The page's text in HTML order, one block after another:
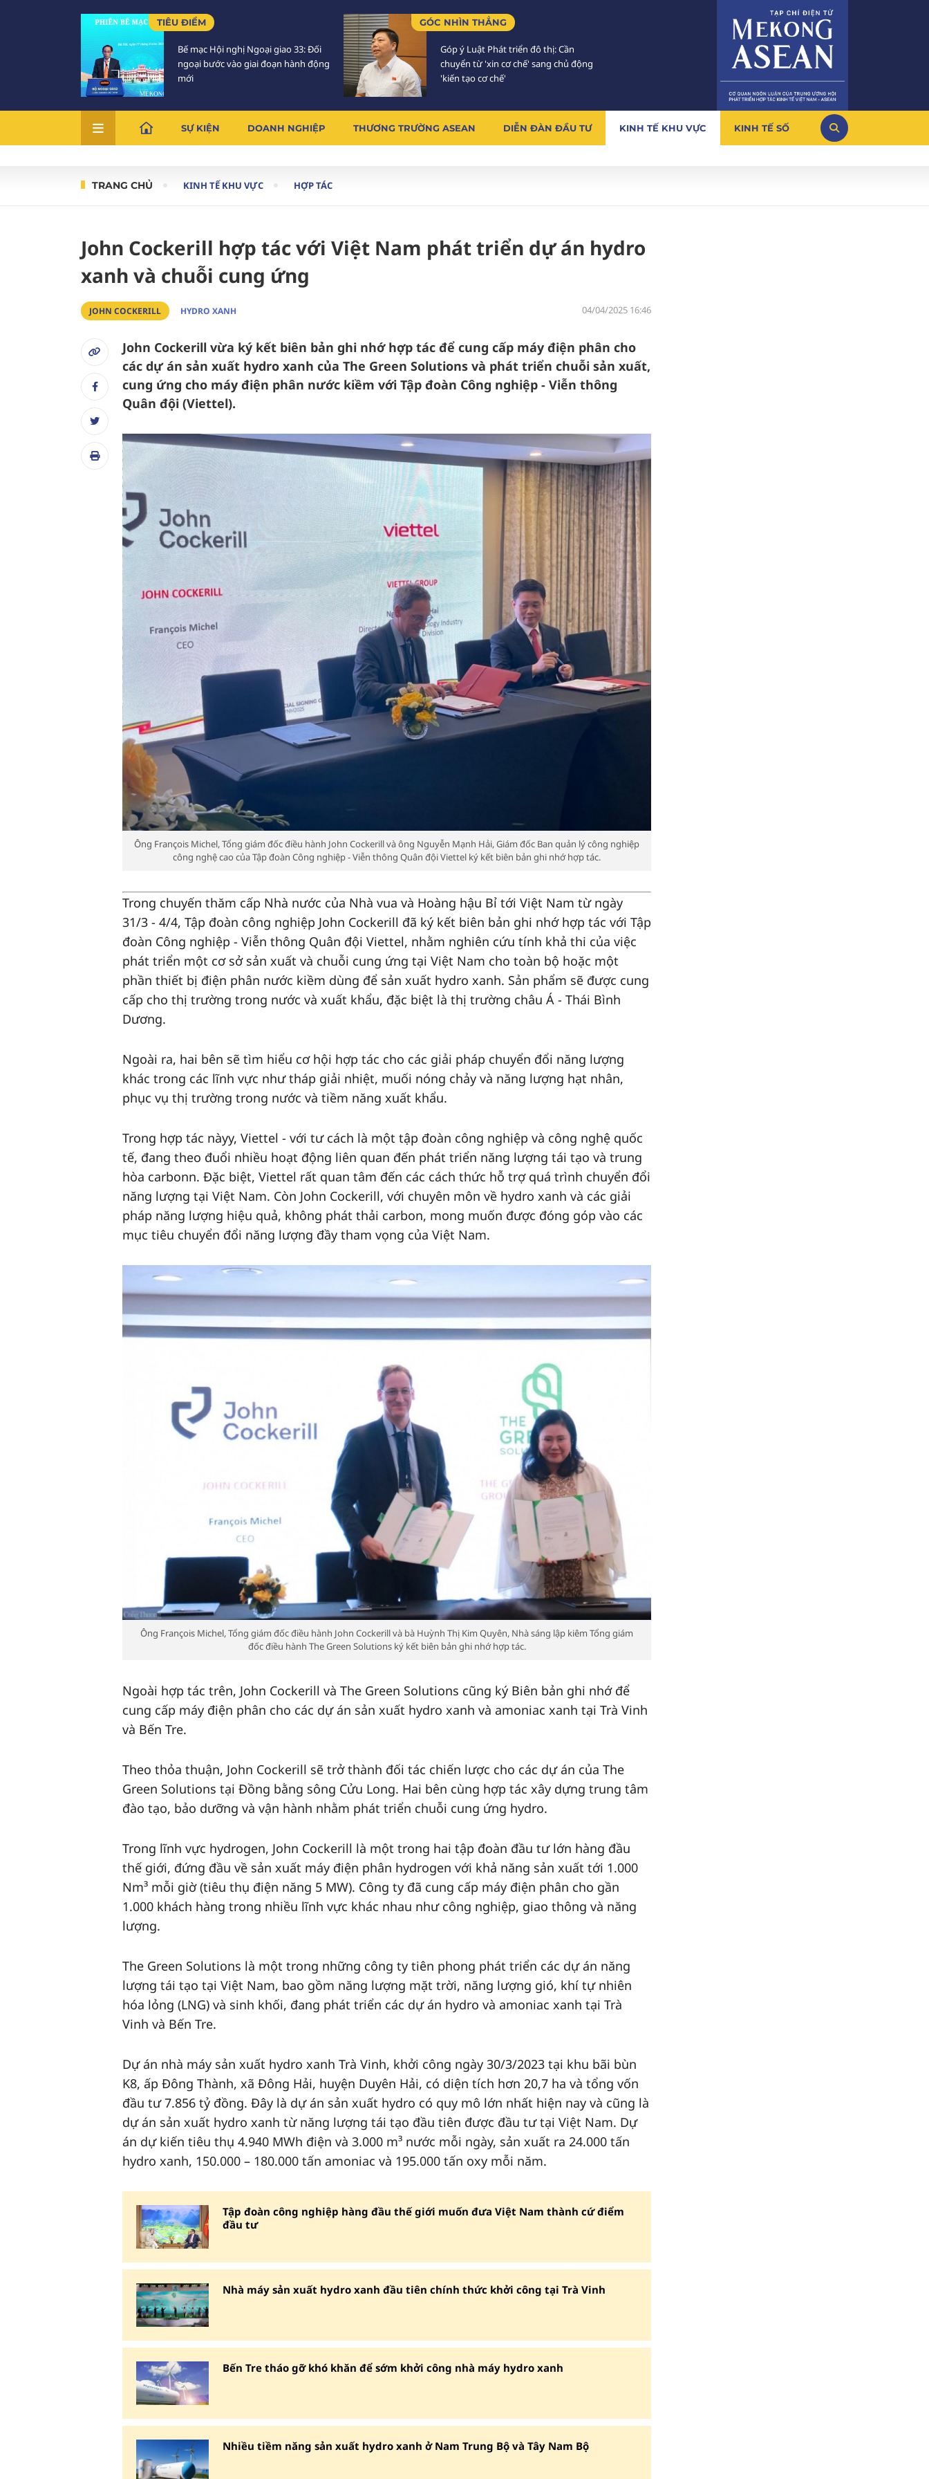
TIÊU ĐIỂM
Bế mạc Hội nghị Ngoại giao 33: Đối
ngoại bước vào giai đoạn hành động
mới
GÓC NHÌN THẲNG
Góp ý Luật Phát triển đô thị: Cần
chuyển từ 'xin cơ chế' sang chủ động
'kiến tạo cơ chế'
SỰ KIỆN DOANH NGHIỆP THƯƠNG TRƯỜNG ASEAN DIỄN ĐÀN ĐẦU TƯ KINH TẾ KHU VỰC KINH TẾ SỐ
TRANG CHỦ KINH TẾ KHU VỰC HỢP TÁC
John Cockerill hợp tác với Việt Nam phát triển dự án hydro
xanh và chuỗi cung ứng
JOHN COCKERILL HYDRO XANH 04/04/2025 16:46
John Cockerill vừa ký kết biên bản ghi nhớ hợp tác để cung cấp máy điện phân cho
các dự án sản xuất hydro xanh của The Green Solutions và phát triển chuỗi sản xuất,
cung ứng cho máy điện phân nước kiềm với Tập đoàn Công nghiệp - Viễn thông
Quân đội (Viettel).
Ông François Michel, Tổng giám đốc điều hành John Cockerill và ông Nguyễn Mạnh Hải, Giám đốc Ban quản lý công nghiệp
công nghệ cao của Tập đoàn Công nghiệp - Viễn thông Quân đội Viettel ký kết biên bản ghi nhớ hợp tác.
Trong chuyến thăm cấp Nhà nước của Nhà vua và Hoàng hậu Bỉ tới Việt Nam từ ngày
31/3 - 4/4, Tập đoàn công nghiệp John Cockerill đã ký kết biên bản ghi nhớ hợp tác với Tập
đoàn Công nghiệp - Viễn thông Quân đội Viettel, nhằm nghiên cứu tính khả thi của việc
phát triển một cơ sở sản xuất và chuỗi cung ứng tại Việt Nam cho toàn bộ hoặc một
phần thiết bị điện phân nước kiềm dùng để sản xuất hydro xanh. Sản phẩm sẽ được cung
cấp cho thị trường trong nước và xuất khẩu, đặc biệt là thị trường châu Á - Thái Bình
Dương.
Ngoài ra, hai bên sẽ tìm hiểu cơ hội hợp tác cho các giải pháp chuyển đổi năng lượng
khác trong các lĩnh vực như tháp giải nhiệt, muối nóng chảy và năng lượng hạt nhân,
phục vụ thị trường trong nước và tiềm năng xuất khẩu.
Trong hợp tác nàyy, Viettel - với tư cách là một tập đoàn công nghiệp và công nghệ quốc
tế, đang theo đuổi nhiều hoạt động liên quan đến phát triển năng lượng tái tạo và trung
hòa carbonn. Đặc biệt, Viettel rất quan tâm đến các cách thức hỗ trợ quá trình chuyển đổi
năng lượng tại Việt Nam. Còn John Cockerill, với chuyên môn về hydro xanh và các giải
pháp năng lượng hiệu quả, không phát thải carbon, mong muốn được đóng góp vào các
mục tiêu chuyển đổi năng lượng đầy tham vọng của Việt Nam.
Ông François Michel, Tổng giám đốc điều hành John Cockerill và bà Huỳnh Thị Kim Quyên, Nhà sáng lập kiêm Tổng giám
đốc điều hành The Green Solutions ký kết biên bản ghi nhớ hợp tác.
Ngoài hợp tác trên, John Cockerill và The Green Solutions cũng ký Biên bản ghi nhớ để
cung cấp máy điện phân cho các dự án sản xuất hydro xanh và amoniac xanh tại Trà Vinh
và Bến Tre.
Theo thỏa thuận, John Cockerill sẽ trở thành đối tác chiến lược cho các dự án của The
Green Solutions tại Đồng bằng sông Cửu Long. Hai bên cùng hợp tác xây dựng trung tâm
đào tạo, bảo dưỡng và vận hành nhằm phát triển chuỗi cung ứng hydro.
Trong lĩnh vực hydrogen, John Cockerill là một trong hai tập đoàn đầu tư lớn hàng đầu
thế giới, đứng đầu về sản xuất máy điện phân hydrogen với khả năng sản xuất tới 1.000
Nm³ mỗi giờ (tiêu thụ điện năng 5 MW). Công ty đã cung cấp máy điện phân cho gần
1.000 khách hàng trong nhiều lĩnh vực khác nhau như công nghiệp, giao thông và năng
lượng.
The Green Solutions là một trong những công ty tiên phong phát triển các dự án năng
lượng tái tạo tại Việt Nam, bao gồm năng lượng mặt trời, năng lượng gió, khí tự nhiên
hóa lỏng (LNG) và sinh khối, đang phát triển các dự án hydro và amoniac xanh tại Trà
Vinh và Bến Tre.
Dự án nhà máy sản xuất hydro xanh Trà Vinh, khởi công ngày 30/3/2023 tại khu bãi bùn
K8, ấp Đông Thành, xã Đông Hải, huyện Duyên Hải, có diện tích hơn 20,7 ha và tổng vốn
đầu tư 7.856 tỷ đồng. Đây là dự án sản xuất hydro có quy mô lớn nhất hiện nay và cũng là
dự án sản xuất hydro xanh từ năng lượng tái tạo đầu tiên được đầu tư tại Việt Nam. Dự
án dự kiến tiêu thụ 4.940 MWh điện và 3.000 m³ nước mỗi ngày, sản xuất ra 24.000 tấn
hydro xanh, 150.000 – 180.000 tấn amoniac và 195.000 tấn oxy mỗi năm.
Tập đoàn công nghiệp hàng đầu thế giới muốn đưa Việt Nam thành cứ điểm
đầu tư
Nhà máy sản xuất hydro xanh đầu tiên chính thức khởi công tại Trà Vinh
Bến Tre tháo gỡ khó khăn để sớm khởi công nhà máy hydro xanh
Nhiều tiềm năng sản xuất hydro xanh ở Nam Trung Bộ và Tây Nam Bộ